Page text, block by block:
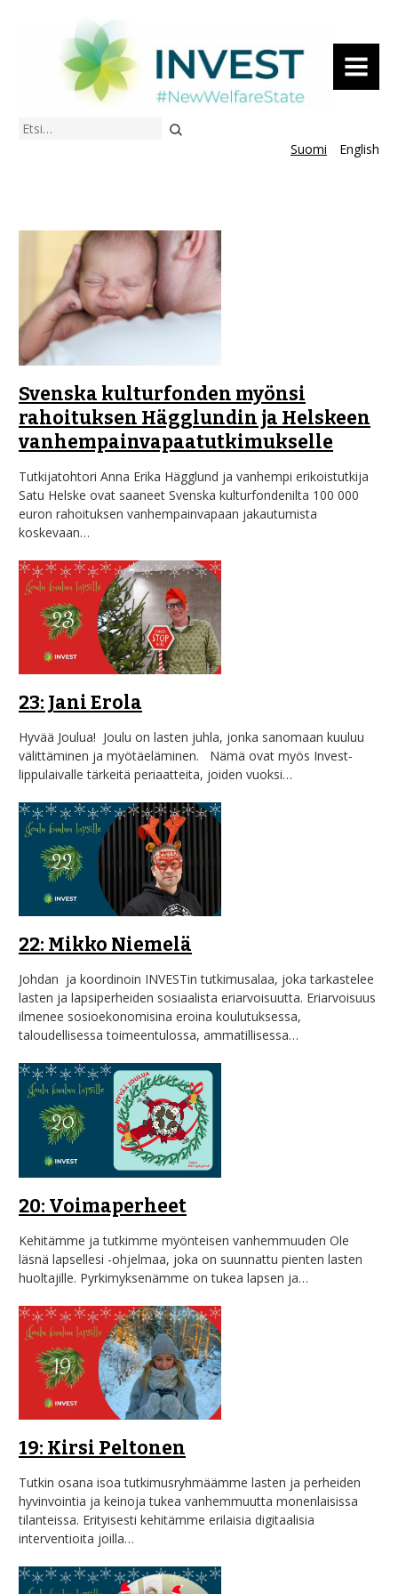
VALIKKO
Etsi
Suomi
English
Svenska kulturfonden myönsi
rahoituksen Hägglundin ja Helskeen
vanhempainvapaatutkimukselle
Tutkijatohtori Anna Erika Hägglund ja vanhempi erikoistutkija
Satu Helske ovat saaneet Svenska kulturfondenilta 100 000
euron rahoituksen vanhempainvapaan jakautumista
koskevaan…
23: Jani Erola
Hyvää Joulua! Joulu on lasten juhla, jonka sanomaan kuuluu
välittäminen ja myötäeläminen. Nämä ovat myös Invest-
lippulaivalle tärkeitä periaatteita, joiden vuoksi…
22: Mikko Niemelä
Johdan ja koordinoin INVESTin tutkimusalaa, joka tarkastelee
lasten ja lapsiperheiden sosiaalista eriarvoisuutta. Eriarvoisuus
ilmenee sosioekonomisina eroina koulutuksessa,
taloudellisessa toimeentulossa, ammatillisessa…
20: Voimaperheet
Kehitämme ja tutkimme myönteisen vanhemmuuden Ole
läsnä lapsellesi -ohjelmaa, joka on suunnattu pienten lasten
huoltajille. Pyrkimyksenämme on tukea lapsen ja…
19: Kirsi Peltonen
Tutkin osana isoa tutkimusryhmäämme lasten ja perheiden
hyvinvointia ja keinoja tukea vanhemmuutta monenlaisissa
tilanteissa. Erityisesti kehitämme erilaisia digitaalisia
interventioita joilla…